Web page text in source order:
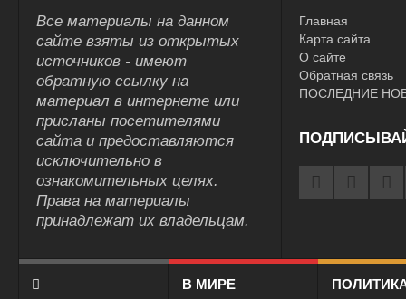
Все материалы на данном
сайте взяты из открытых
источников - имеют
обратную ссылку на
материал в интернете или
присланы посетителями
сайта и предоставляются
исключительно в
ознакомительных целях.
Права на материалы
принадлежат их владельцам.
Главная
Карта сайта
О сайте
Обратная связь
ПОСЛЕДНИЕ
В МИРЕ